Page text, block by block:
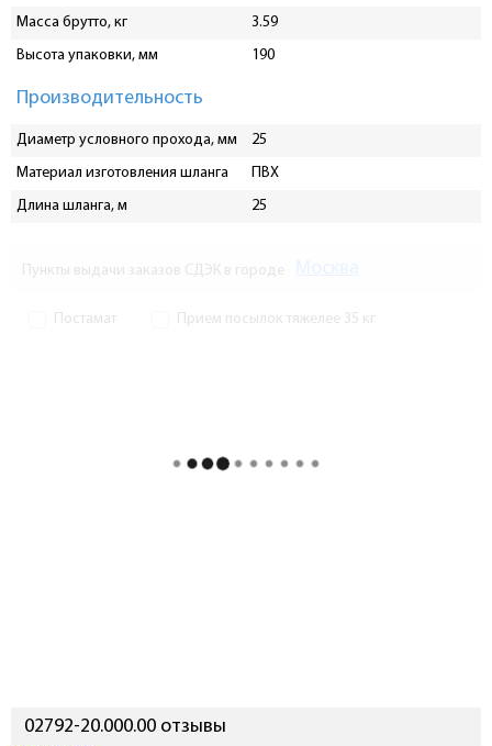
Масса брутто, кг
3.59
Высота упаковки, мм
190
Производительность
Диаметр условного прохода, мм
25
Материал изготовления шланга
ПВХ
Длина шланга, м
25
Пункты выдачи заказов СДЭК в городе
Постамат Прием посылок тяжелее 35 кг
02792-20.000.00 отзывы